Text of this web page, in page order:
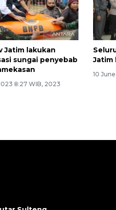
Jatim lakukan
sungai penyebab
8:27 WIB, 2023
Jatim
10